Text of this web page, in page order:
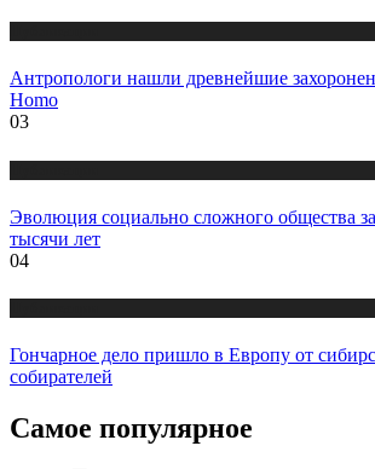
Антропологи нашли древнейшие
Homo
03
Эволюция социально сложного общества
тысячи лет
04
Гончарное дело пришло в Европу от
собирателей
Самое популярное